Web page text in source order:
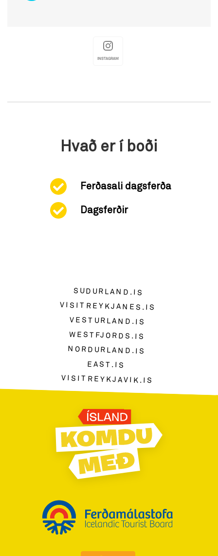
INSTAGRAM
Hvað er í boði
Ferðasali dagsferða
Dagsferðir
SUDURLAND.IS
VISITREYKJANES.IS
VESTURLAND.IS
WESTFJORDS.IS
NORDURLAND.IS
EAST.IS
VISITREYKJAVIK.IS